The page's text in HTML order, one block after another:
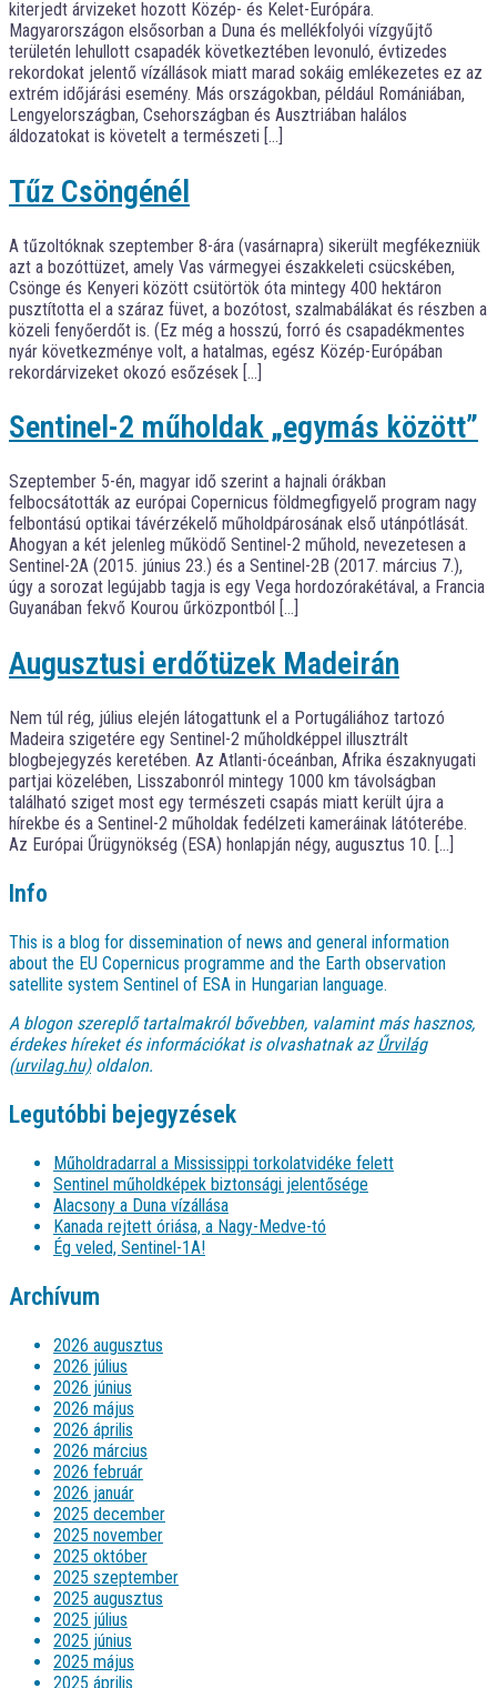
kiterjedt árvizeket hozott Közép- és Kelet-Európára.
Magyarországon elsősorban a Duna és mellékfolyói vízgyűjtő
területén lehullott csapadék következtében levonuló, évtizedes
rekordokat jelentő vízállások miatt marad sokáig emlékezetes ez az
extrém időjárási esemény. Más országokban, például Romániában,
Lengyelországban, Csehországban és Ausztriában halálos
áldozatokat is követelt a természeti […]
Tűz Csöngénél
A tűzoltóknak szeptember 8-ára (vasárnapra) sikerült megfékezniük
azt a bozóttüzet, amely Vas vármegyei északkeleti csücskében,
Csönge és Kenyeri között csütörtök óta mintegy 400 hektáron
pusztította el a száraz füvet, a bozótost, szalmabálákat és részben a
közeli fenyőerdőt is. (Ez még a hosszú, forró és csapadékmentes
nyár következménye volt, a hatalmas, egész Közép-Európában
rekordárvizeket okozó esőzések […]
Sentinel-2 műholdak „egymás között”
Szeptember 5-én, magyar idő szerint a hajnali órákban
felbocsátották az európai Copernicus földmegfigyelő program nagy
felbontású optikai távérzékelő műholdpárosának első utánpótlását.
Ahogyan a két jelenleg működő Sentinel-2 műhold, nevezetesen a
Sentinel-2A (2015. június 23.) és a Sentinel-2B (2017. március 7.),
úgy a sorozat legújabb tagja is egy Vega hordozórakétával, a Francia
Guyanában fekvő Kourou űrközpontból […]
Augusztusi erdőtüzek Madeirán
Nem túl rég, július elején látogattunk el a Portugáliához tartozó
Madeira szigetére egy Sentinel-2 műholdképpel illusztrált
blogbejegyzés keretében. Az Atlanti-óceánban, Afrika északnyugati
partjai közelében, Lisszabonról mintegy 1000 km távolságban
található sziget most egy természeti csapás miatt került újra a
hírekbe és a Sentinel-2 műholdak fedélzeti kameráinak látóterébe.
Az Európai Űrügynökség (ESA) honlapján négy, augusztus 10. […]
Info
This is a blog for dissemination of news and general information
about the EU Copernicus programme and the Earth observation
satellite system Sentinel of ESA in Hungarian language.
A blogon szereplő tartalmakról bővebben, valamint más hasznos,
érdekes híreket és információkat is olvashatnak azŰrvilág
(urvilag.hu)oldalon.
Legutóbbi bejegyzések
Műholdradarral a Mississippi torkolatvidéke felett
Sentinel műholdképek biztonsági jelentősége
Alacsony a Duna vízállása
Kanada rejtett óriása, a Nagy-Medve-tó
Ég veled, Sentinel-1A!
Archívum
2026 augusztus
2026 július
2026 június
2026 május
2026 április
2026 március
2026 február
2026 január
2025 december
2025 november
2025 október
2025 szeptember
2025 augusztus
2025 július
2025 június
2025 május
2025 április